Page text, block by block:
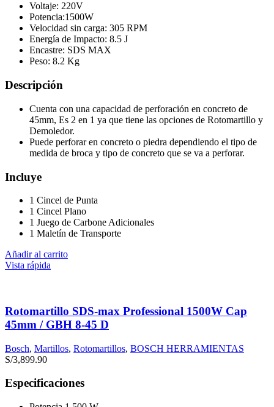
Voltaje: 220V
Potencia:1500W
Velocidad sin carga: 305 RPM
Energía de Impacto: 8.5 J
Encastre: SDS MAX
Peso: 8.2 Kg
Descripción
Cuenta con una capacidad de perforación en concreto de
45mm, Es 2 en 1 ya que tiene las opciones de Rotomartillo y
Demoledor.
Puede perforar en concreto o piedra dependiendo el tipo de
medida de broca y tipo de concreto que se va a perforar.
Incluye
1 Cincel de Punta
1 Cincel Plano
1 Juego de Carbone Adicionales
1 Maletín de Transporte
Añadir al carrito
Vista rápida
Rotomartillo SDS-max Professional 1500W Cap
45mm / GBH 8-45 D
Bosch, Martillos, Rotomartillos, BOSCH HERRAMIENTAS
S/3,899.90
Especificaciones